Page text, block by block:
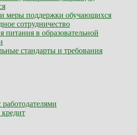
меры поддержки обучающихся
сотрудничество
питания в образовательной
стандарты и требования